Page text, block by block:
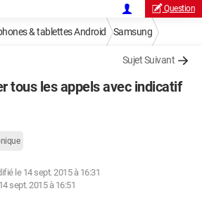
Question
& tablettes Android Samsung
Sujet Suivant
tous les appels avec indicatif
le 14 sept. 2015 à 16:31
14 sept. 2015 à 16:51